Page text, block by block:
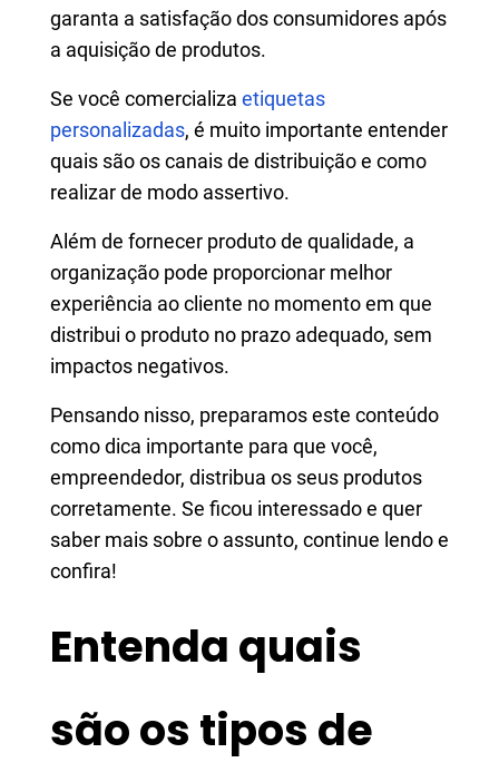
garanta a satisfação dos consumidores após
a aquisição de produtos.
Se você comercializa etiquetas
personalizadas, é muito importante entender
quais são os canais de distribuição e como
realizar de modo assertivo.
Além de fornecer produto de qualidade, a
organização pode proporcionar melhor
experiência ao cliente no momento em que
distribui o produto no prazo adequado, sem
impactos negativos.
Pensando nisso, preparamos este conteúdo
como dica importante para que você,
empreendedor, distribua os seus produtos
corretamente. Se ficou interessado e quer
saber mais sobre o assunto, continue lendo e
confira!
Entenda quais
são os tipos de